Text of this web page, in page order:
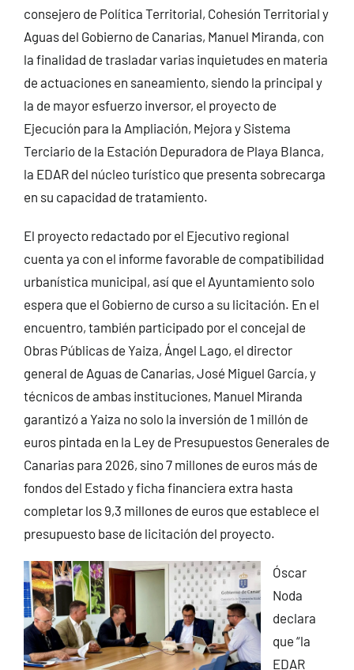
consejero de Política Territorial, Cohesión Territorial y
Aguas del Gobierno de Canarias, Manuel Miranda, con
la finalidad de trasladar varias inquietudes en materia
de actuaciones en saneamiento, siendo la principal y
la de mayor esfuerzo inversor, el proyecto de
Ejecución para la Ampliación, Mejora y Sistema
Terciario de la Estación Depuradora de Playa Blanca,
la EDAR del núcleo turístico que presenta sobrecarga
en su capacidad de tratamiento.
El proyecto redactado por el Ejecutivo regional
cuenta ya con el informe favorable de compatibilidad
urbanística municipal, así que el Ayuntamiento solo
espera que el Gobierno de curso a su licitación. En el
encuentro, también participado por el concejal de
Obras Públicas de Yaiza, Ángel Lago, el director
general de Aguas de Canarias, José Miguel García, y
técnicos de ambas instituciones, Manuel Miranda
garantizó a Yaiza no solo la inversión de 1 millón de
euros pintada en la Ley de Presupuestos Generales de
Canarias para 2026, sino 7 millones de euros más de
fondos del Estado y ficha financiera extra hasta
completar los 9,3 millones de euros que establece el
presupuesto base de licitación del proyecto.
Óscar
Noda
declara
que “la
EDAR